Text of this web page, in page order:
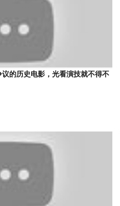
的历史电影，光看演技就不得不